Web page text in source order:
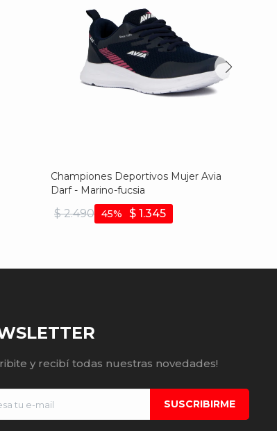
Championes Deportivos Mujer Avia
Darf - Marino-fucsia
$ 2.490 $ 1.345
45
y recibí todas nuestras novedades!
SUSCRIBIRME